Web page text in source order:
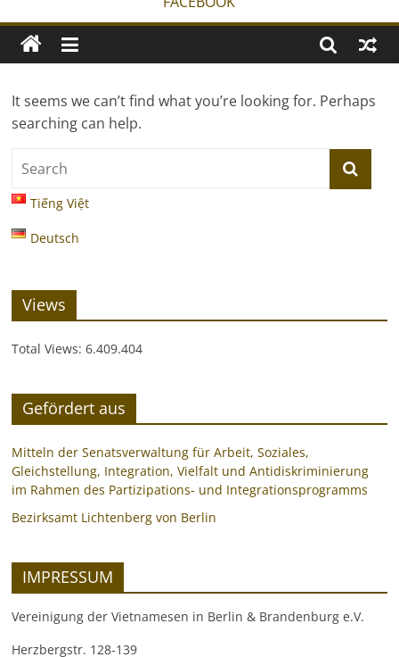
It seems we can’t find what you’re looking for. Perhaps
searching can help.
Tiếng Việt
Deutsch
Views
Total Views:6.409.404
Gefördert aus
Mitteln der Senatsverwaltung für Arbeit, Soziales,
Gleichstellung, Integration, Vielfalt und Antidiskriminierung
im Rahmen des Partizipations- und Integrationsprogramms
Bezirksamt Lichtenberg von Berlin
IMPRESSUM
Vereinigung der Vietnamesen in Berlin & Brandenburg e.V.
Herzbergstr. 128-139